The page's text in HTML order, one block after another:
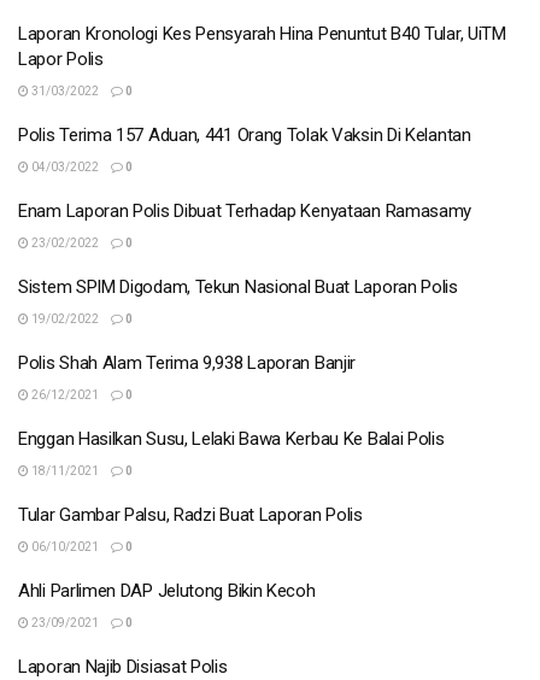
Laporan Kronologi Kes Pensyarah Hina Penuntut B40 Tular, UiTM
Lapor Polis
31/03/2022 0
Polis Terima 157 Aduan, 441 Orang Tolak Vaksin Di Kelantan
04/03/2022 0
Enam Laporan Polis Dibuat Terhadap Kenyataan Ramasamy
23/02/2022 0
Sistem SPIM Digodam, Tekun Nasional Buat Laporan Polis
19/02/2022 0
Polis Shah Alam Terima 9,938 Laporan Banjir
26/12/2021 0
Enggan Hasilkan Susu, Lelaki Bawa Kerbau Ke Balai Polis
18/11/2021 0
Tular Gambar Palsu, Radzi Buat Laporan Polis
06/10/2021 0
Ahli Parlimen DAP Jelutong Bikin Kecoh
23/09/2021 0
Laporan Najib Disiasat Polis